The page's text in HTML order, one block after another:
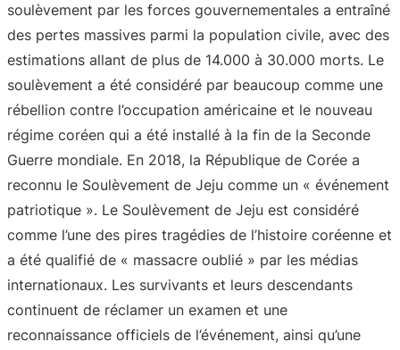
soulèvement par les forces gouvernementales a entraîné
des pertes massives parmi la population civile, avec des
estimations allant de plus de 14.000 à 30.000 morts. Le
soulèvement a été considéré par beaucoup comme une
rébellion contre l’occupation américaine et le nouveau
régime coréen qui a été installé à la fin de la Seconde
Guerre mondiale. En 2018, la République de Corée a
reconnu le Soulèvement de Jeju comme un « événement
patriotique ». Le Soulèvement de Jeju est considéré
comme l’une des pires tragédies de l’histoire coréenne et
a été qualifié de « massacre oublié » par les médias
internationaux. Les survivants et leurs descendants
continuent de réclamer un examen et une
reconnaissance officiels de l’événement, ainsi qu’une